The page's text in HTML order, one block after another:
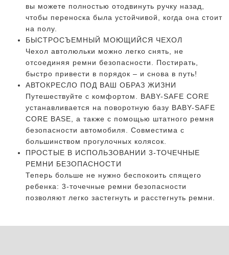
вы можете полностью отодвинуть ручку назад,
чтобы переноска была устойчивой, когда она стоит
на полу.
БЫСТРОСЪЕМНЫЙ МОЮЩИЙСЯ ЧЕХОЛ
Чехол автолюльки можно легко снять, не
отсоединяя ремни безопасности. Постирать,
быстро привести в порядок – и снова в путь!
АВТОКРЕСЛО ПОД ВАШ ОБРАЗ ЖИЗНИ
Путешествуйте с комфортом. BABY-SAFE CORE
устанавливается на поворотную базу BABY-SAFE
CORE BASE, а также с помощью штатного ремня
безопасности автомобиля. Совместима с
большинством прогулочных колясок.
ПРОСТЫЕ В ИСПОЛЬЗОВАНИИ 3-ТОЧЕЧНЫЕ
РЕМНИ БЕЗОПАСНОСТИ
Теперь больше не нужно беспокоить спящего
ребенка: 3-точечные ремни безопасности
позволяют легко застегнуть и расстегнуть ремни.